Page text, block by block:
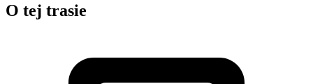
O tej trasie